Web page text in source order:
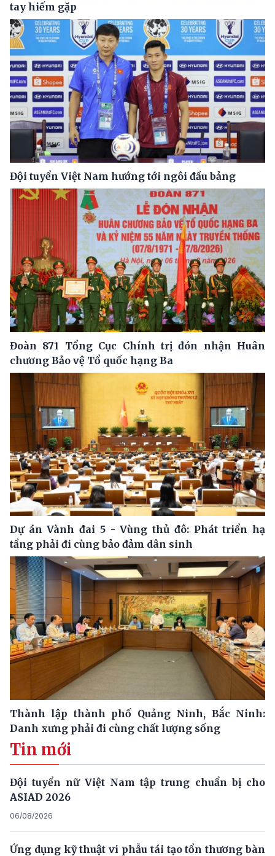
tay hiếm gặp
Đội tuyển Việt Nam hướng tới ngôi đầu bảng
Đoàn 871 Tổng Cục Chính trị đón nhận Huân
chương Bảo vệ Tổ quốc hạng Ba
Dự án Vành đai 5 - Vùng thủ đô: Phát triển hạ
tầng phải đi cùng bảo đảm dân sinh
Thành lập thành phố Quảng Ninh, Bắc Ninh:
Danh xưng phải đi cùng chất lượng sống
Tin mới
Đội tuyển nữ Việt Nam tập trung chuẩn bị cho
ASIAD 2026
06/08/2026
Ứng dụng kỹ thuật vi phẫu tái tạo tổn thương bàn